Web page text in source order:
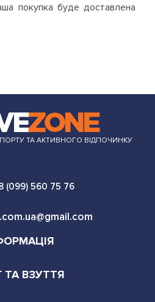
покупка буде доставлена
ТА АКТИВНОГО ВІДПОЧИНКУ
(099) 560 75 76
ТА ВЗУТТЯ